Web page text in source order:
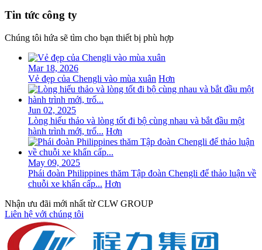
Tin tức công ty
Chúng tôi hứa sẽ tìm cho bạn thiết bị phù hợp
Mar 18, 2026
Vẻ đẹp của Chengli vào mùa xuân Hơn
Jun 02, 2025
Lòng hiếu thảo và lòng tốt đi bộ cùng nhau và bắt đầu một
hành trình mới, trố... Hơn
May 09, 2025
Phái đoàn Philippines thăm Tập đoàn Chengli để thảo luận về
chuỗi xe khẩn cấp... Hơn
Nhận ưu đãi mới nhất từ ​​CLW GROUP
Liên hệ với chúng tôi